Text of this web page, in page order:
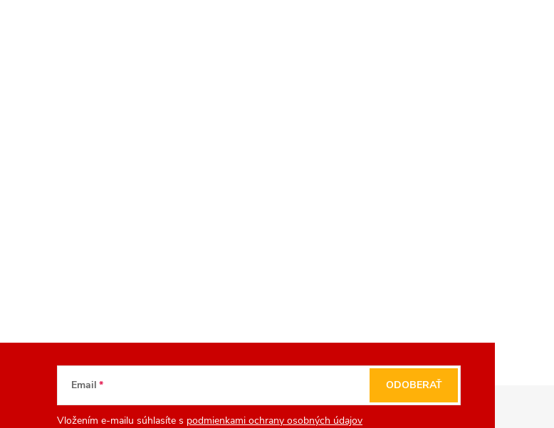
Email
Vložením e-mailu súhlasíte s podmienkami ochrany osobných údajov
ODOBERAŤ